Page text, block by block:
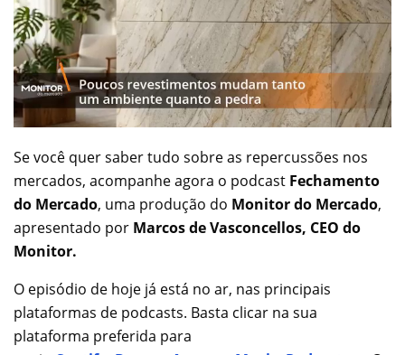
Se você quer saber tudo sobre as repercussões nos
mercados, acompanhe agora o podcast Fechamento
do Mercado, uma produção do Monitor do Mercado,
apresentado por Marcos de Vasconcellos, CEO do
Monitor.
O episódio de hoje já está no ar, nas principais
plataformas de podcasts. Basta clicar na sua
plataforma preferida para